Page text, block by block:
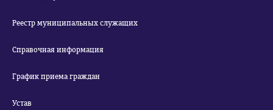
Реестр муниципальных служащих
Справочная информация
График приема граждан
Устав